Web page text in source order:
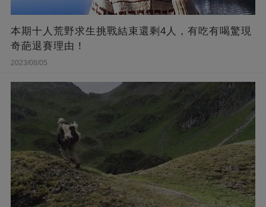
本期十人荒野求生挑戰結束還剩4人，有吃有喝驚現
奇葩退賽理由！
2023/08/05